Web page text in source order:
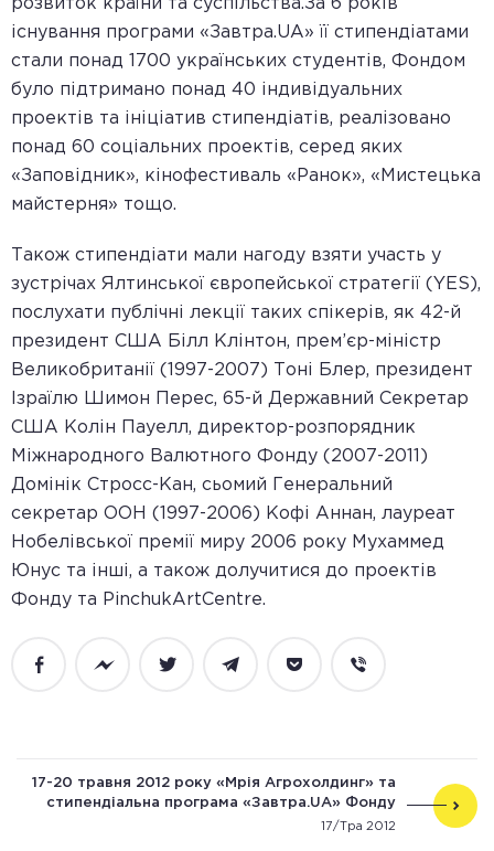
розвиток країни та суспільства.За 6 років
існування програми «Завтра.UA» її стипендіатами
стали понад 1700 українських студентів, Фондом
було підтримано понад 40 індивідуальних
проектів та ініціатив стипендіатів, реалізовано
понад 60 соціальних проектів, серед яких
«Заповідник», кінофестиваль «Ранок», «Мистецька
майстерня» тощо.
Також стипендіати мали нагоду взяти участь у
зустрічах Ялтинської європейської стратегії (YES),
послухати публічні лекції таких спікерів, як 42-й
президент США Білл Клінтон, прем’єр-міністр
Великобританії (1997-2007) Тоні Блер, президент
Ізраїлю Шимон Перес, 65-й Державний Секретар
США Колін Пауелл, директор-розпорядник
Міжнародного Валютного Фонду (2007-2011)
Домінік Стросс-Кан, сьомий Генеральний
секретар ООН (1997-2006) Кофі Аннан, лауреат
Нобелівської премії миру 2006 року Мухаммед
Юнус та інші, а також долучитися до проектів
Фонду та PinchukArtCentre.
FacebookMessengerTwitter TelegramPocket Viber
17-20 травня 2012 року «Мрія Агрохолдинг» та
стипендіальна програма «Завтра.UA» Фонду
Віктора Пінчука проведуть молодіжну освітню
17/Тра 2012